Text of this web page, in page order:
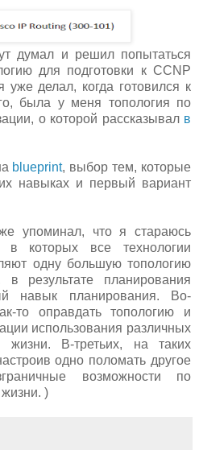
думал и решил попытаться
для подготовки к CCNP
уже делал, когда готовился к
была у меня топология по
о которой рассказывал в
blueprint, выбор тем, которые
навыках и первый вариант
упоминал, что я стараюсь
которых все технологии
одну большую топологию
результате планирования
навык планирования. Во-
то оправдать топологию и
использования различных
жизни. В-третьих, на таких
одно поломать другое
возможности по
)